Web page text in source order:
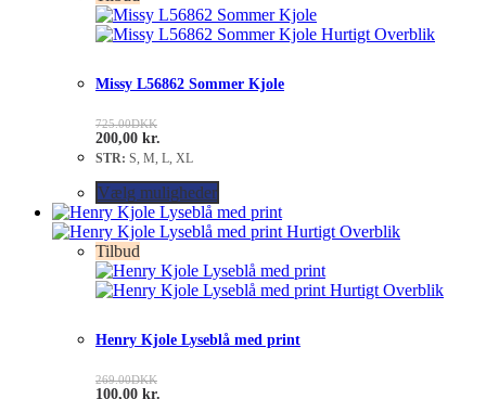
Hurtigt Overblik
Missy L56862 Sommer Kjole
725.00DKK
200,00 kr.
STR: S, M, L, XL
Vælg muligheder
Hurtigt Overblik
Tilbud
Hurtigt Overblik
Henry Kjole Lyseblå med print
269.00DKK
100,00 kr.